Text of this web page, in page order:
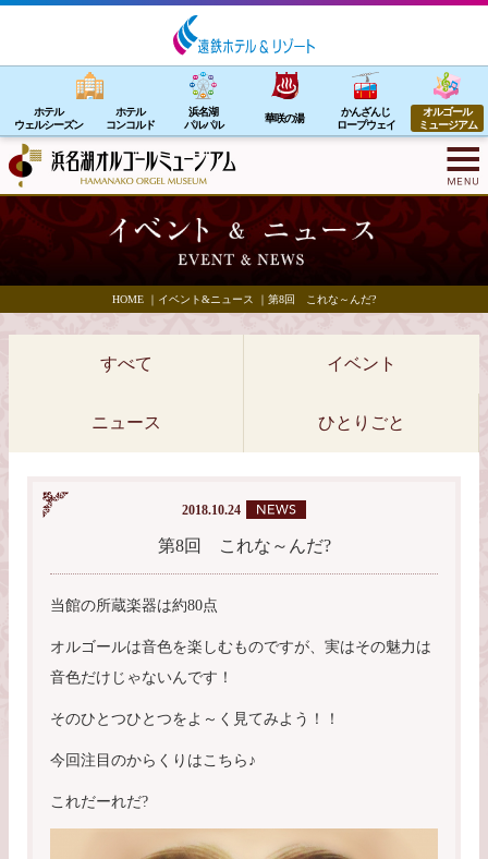
ホテル
ウェルシーズン
ホテル
コンコルド
浜名湖
パルパル
華咲の湯
かんざんじ
ロープウェイ
オルゴール
ミュージアム
HOME ｜ イベント&ニュース ｜ 第8回 これな～んだ?
すべて イベント
ニュース ひとりごと
2018.10.24
第8回 これな～んだ?
当館の所蔵楽器は約80点
オルゴールは音色を楽しむものですが、実はその魅力は
音色だけじゃないんです！
そのひとつひとつをよ～く見てみよう！！
今回注目のからくりはこちら♪
これだーれだ?